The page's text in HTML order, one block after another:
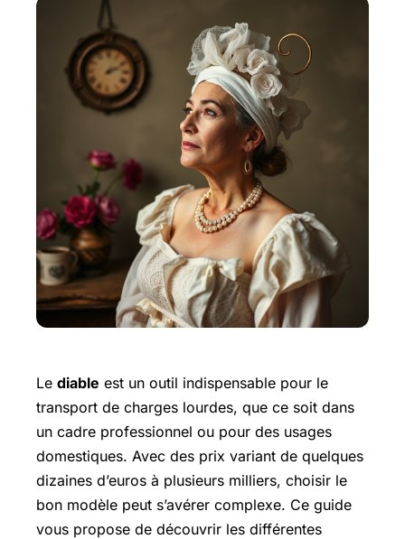
Le diable est un outil indispensable pour le
transport de charges lourdes, que ce soit dans
un cadre professionnel ou pour des usages
domestiques. Avec des prix variant de quelques
dizaines d’euros à plusieurs milliers, choisir le
bon modèle peut s’avérer complexe. Ce guide
vous propose de découvrir les différentes